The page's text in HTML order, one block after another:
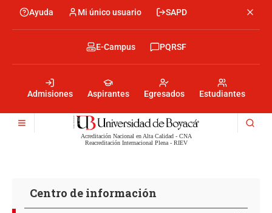
main
Menu
encabezado
Ayuda Mi único usuario SAPD
encabezado
Admisiones Aspirantes Egresados Estudiantes
Menu
encabezado
-
Derecha
E-Campus PQRSF
Menú
Acreditación Nacional en Alta Calidad - CNA
Reacreditación Internacional Plena - RIEV
Centro de información